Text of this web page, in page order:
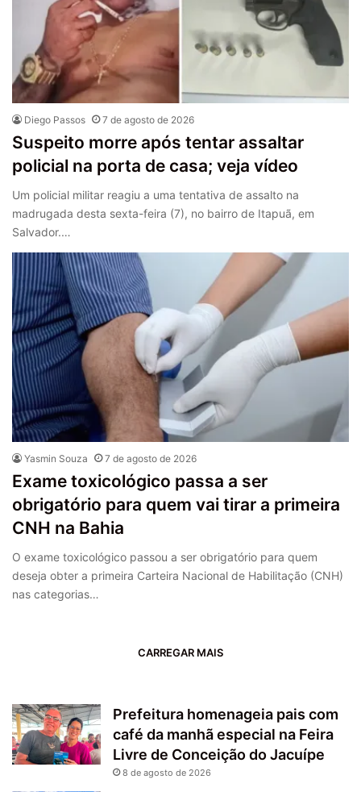
Diego Passos 7 de agosto de 2026
Suspeito morre após tentar assaltar
policial na porta de casa; veja vídeo
Um policial militar reagiu a uma tentativa de assalto na
madrugada desta sexta-feira (7), no bairro de Itapuã, em
Salvador.…
Yasmin Souza 7 de agosto de 2026
Exame toxicológico passa a ser
obrigatório para quem vai tirar a primeira
CNH na Bahia
O exame toxicológico passou a ser obrigatório para quem
deseja obter a primeira Carteira Nacional de Habilitação (CNH)
nas categorias…
CARREGAR MAIS
Prefeitura homenageia pais com
café da manhã especial na Feira
Livre de Conceição do Jacuípe
8 de agosto de 2026